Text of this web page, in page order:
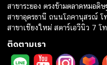
สาขาระยอง ตรงข้ามตลาดหมอดิษ
สาขาอุดรธานี ถนนโภคานุสรณ์ โ
สาขาเชียงใหม่ สตาร์เอวีนิว 7 โท
ติดตามเรา